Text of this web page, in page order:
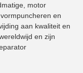
motor
en
aan kwaliteit en
en zijn